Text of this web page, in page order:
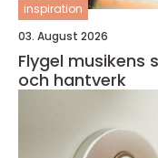
inspiration
03. August 2026
Flygel musikens starkaste symbol för uttryck
och hantverk